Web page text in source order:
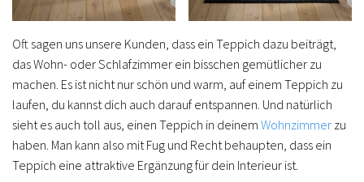
Oft sagen uns unsere Kunden, dass ein Teppich dazu beiträgt,
das Wohn- oder Schlafzimmer ein bisschen gemütlicher zu
machen. Es ist nicht nur schön und warm, auf einem Teppich zu
laufen, du kannst dich auch darauf entspannen. Und natürlich
sieht es auch toll aus, einen Teppich in deinem Wohnzimmer zu
haben. Man kann also mit Fug und Recht behaupten, dass ein
Teppich eine attraktive Ergänzung für dein Interieur ist.